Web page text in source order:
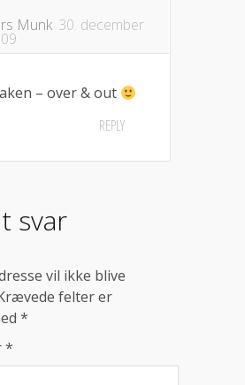
Munk 30. december
– over & out
REPLY
svar
vil ikke blive
felter er
*
*